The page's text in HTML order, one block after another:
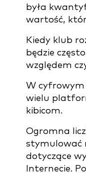
była
wartość,
Kiedy klub
będzie
względem
W cyfrowym
wielu
kibicom.
Ogromna
stymulować
dotyczące
Internecie.